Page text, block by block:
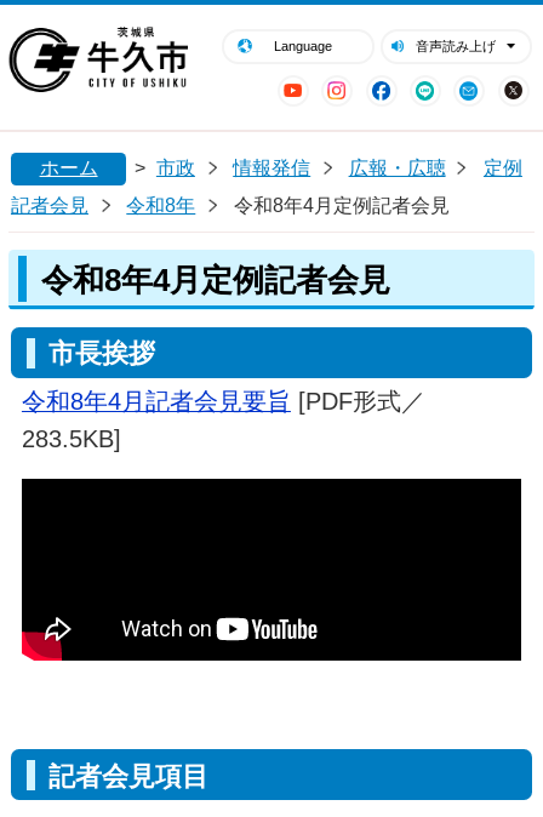
Language 音声読み上げ
YouTubeInstagram
Facebook
LINE Mail
閉じる
ホーム > 市政 情報発信 広報・広聴
定例
記者会見
令和8年 令和8年4月定例記者会見
令和8年4月定例記者会見
市長挨拶
令和8年4月記者会見要旨 [PDF形式／
283.5KB]
記者会見項目